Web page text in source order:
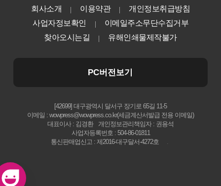
회사소개 이용약관
개인정보취급방침
사업자정보확인
이메일주소무단수집거부
찾아오시는길
유해인쇄물제작불가
PC버전보기
[42699] 대구광역시 달서구 장기로 65길 11-5
이메일 : wowpress@wowpress.co.kr(세금계산서발급 전용 이메일)
대표이사 : 김경환
개인정보관리책임자 : 권용석
사업자등록번호 : 504-86-01811
통신판매업신고 : 제2016-대구달서-4272호